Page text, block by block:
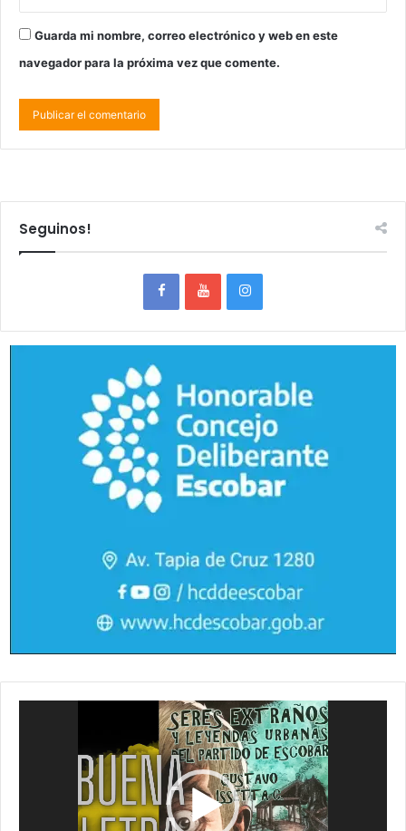
Guarda mi nombre, correo electrónico y web en este
navegador para la próxima vez que comente.
Seguinos!